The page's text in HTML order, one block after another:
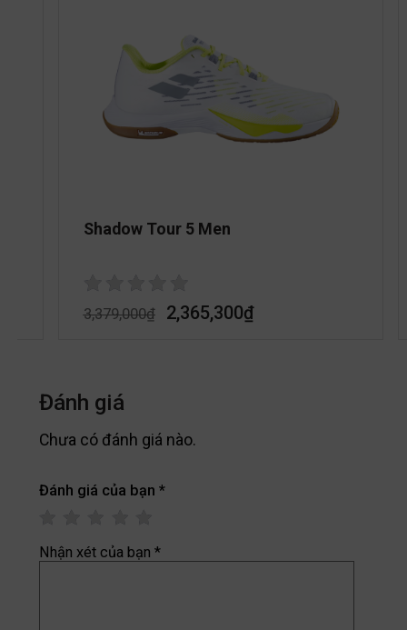
Shadow Tour 5 Men
3,379,000₫ 2,365,300₫
Đánh giá
Chưa có đánh giá nào.
Đánh giá của bạn *
Nhận xét của bạn *